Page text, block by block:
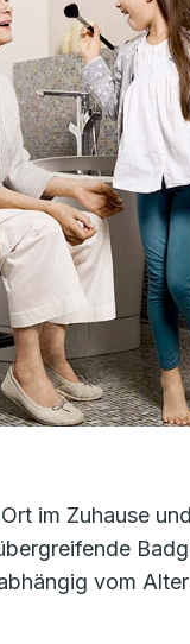
im Zuhause
vom